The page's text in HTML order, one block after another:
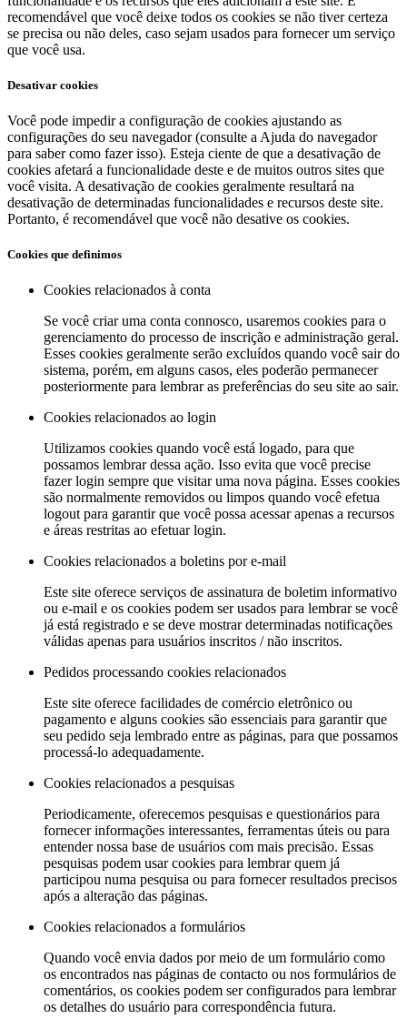
recomendável que você deixe todos os cookies se não tiver certeza
se precisa ou não deles, caso sejam usados ​​para fornecer um serviço
que você usa.
Desativar cookies
Você pode impedir a configuração de cookies ajustando as
configurações do seu navegador (consulte a Ajuda do navegador
para saber como fazer isso). Esteja ciente de que a desativação de
cookies afetará a funcionalidade deste e de muitos outros sites que
você visita. A desativação de cookies geralmente resultará na
desativação de determinadas funcionalidades e recursos deste site.
Portanto, é recomendável que você não desative os cookies.
Cookies que definimos
Cookies relacionados à conta
Se você criar uma conta connosco, usaremos cookies para o
gerenciamento do processo de inscrição e administração geral.
Esses cookies geralmente serão excluídos quando você sair do
sistema, porém, em alguns casos, eles poderão permanecer
posteriormente para lembrar as preferências do seu site ao sair.
Cookies relacionados ao login
Utilizamos cookies quando você está logado, para que
possamos lembrar dessa ação. Isso evita que você precise
fazer login sempre que visitar uma nova página. Esses cookies
são normalmente removidos ou limpos quando você efetua
logout para garantir que você possa acessar apenas a recursos
e áreas restritas ao efetuar login.
Cookies relacionados a boletins por e-mail
Este site oferece serviços de assinatura de boletim informativo
ou e-mail e os cookies podem ser usados ​​para lembrar se você
já está registrado e se deve mostrar determinadas notificações
válidas apenas para usuários inscritos / não inscritos.
Pedidos processando cookies relacionados
Este site oferece facilidades de comércio eletrônico ou
pagamento e alguns cookies são essenciais para garantir que
seu pedido seja lembrado entre as páginas, para que possamos
processá-lo adequadamente.
Cookies relacionados a pesquisas
Periodicamente, oferecemos pesquisas e questionários para
fornecer informações interessantes, ferramentas úteis ou para
entender nossa base de usuários com mais precisão. Essas
pesquisas podem usar cookies para lembrar quem já
participou numa pesquisa ou para fornecer resultados precisos
após a alteração das páginas.
Cookies relacionados a formulários
Quando você envia dados por meio de um formulário como
os encontrados nas páginas de contacto ou nos formulários de
comentários, os cookies podem ser configurados para lembrar
os detalhes do usuário para correspondência futura.